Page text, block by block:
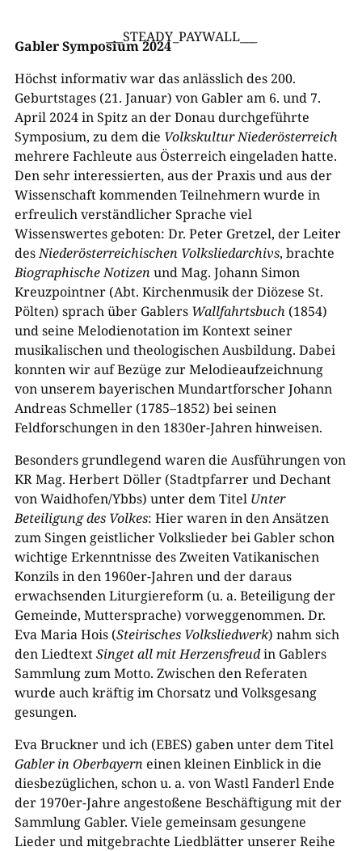
___STEADY_PAYWALL___
Gabler Symposium 2024
Höchst informativ war das anlässlich des 200.
Geburtstages (21. Januar) von Gabler am 6. und 7.
April 2024 in Spitz an der Donau durchgeführte
Symposium, zu dem die Volkskultur Niederösterreich
mehrere Fachleute aus Österreich eingeladen hatte.
Den sehr interessierten, aus der Praxis und aus der
Wissenschaft kommenden Teilnehmern wurde in
erfreulich verständlicher Sprache viel
Wissenswertes geboten: Dr. Peter Gretzel, der Leiter
desNiederösterreichischen Volksliedarchivs, brachte
Biographische Notizen und Mag. Johann Simon
Kreuzpointner (Abt. Kirchenmusik der Diözese St.
Pölten) sprach über Gablers Wallfahrtsbuch (1854)
und seine Melodienotation im Kontext seiner
musikalischen und theologischen Ausbildung. Dabei
konnten wir auf Bezüge zur Melodieaufzeichnung
von unserem bayerischen Mundartforscher Johann
Andreas Schmeller (1785–1852) bei seinen
Feldforschungen in den 1830er-Jahren hinweisen.
Besonders grundlegend waren die Ausführungen von
KR Mag. Herbert Döller (Stadtpfarrer und Dechant
von Waidhofen/Ybbs) unter dem Titel Unter
Beteiligung des Volkes: Hier waren in den Ansätzen
zum Singen geistlicher Volkslieder bei Gabler schon
wichtige Erkenntnisse des Zweiten Vatikanischen
Konzils in den 1960er-Jahren und der daraus
erwachsenden Liturgiereform (u. a. Beteiligung der
Gemeinde, Muttersprache) vorweggenommen. Dr.
Eva Maria Hois (Steirisches Volksliedwerk) nahm sich
den LiedtextSinget all mit Herzensfreudin Gablers
Sammlung zum Motto. Zwischen den Referaten
wurde auch kräftig im Chorsatz und Volksgesang
gesungen.
Eva Bruckner und ich (EBES) gaben unter dem Titel
Gabler in Oberbayern einen kleinen Einblick in die
diesbezüglichen, schon u. a. von Wastl Fanderl Ende
der 1970er-Jahre angestoßene Beschäftigung mit der
Sammlung Gabler. Viele gemeinsam gesungene
Lieder und mitgebrachte Liedblätter unserer Reihe